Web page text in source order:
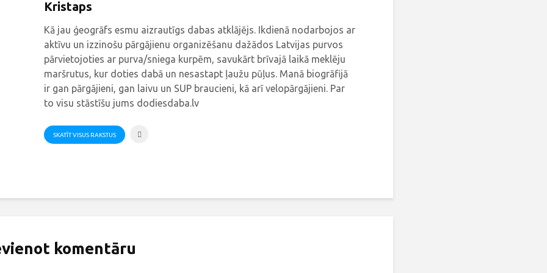
Kristaps
Kā jau ģeogrāfs esmu aizrautīgs dabas atklājējs. Ikdienā nodarbojos ar
aktīvu un izzinošu pārgājienu organizēšanu dažādos Latvijas purvos
pārvietojoties ar purva/sniega kurpēm, savukārt brīvajā laikā meklēju
maršrutus, kur doties dabā un nesastapt ļaužu pūļus. Manā biogrāfijā
ir gan pārgājieni, gan laivu un SUP braucieni, kā arī velopārgājieni. Par
to visu stāstīšu jums dodiesdaba.lv
SKATĪT VISUS RAKSTUS
komentāru